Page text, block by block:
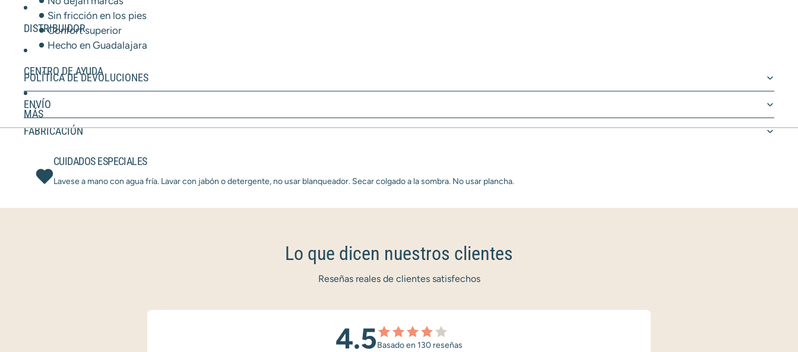
DISTRIBUIDOR
CENTRO DE AYUDA
MÁS
Sin fricción en los pies
Confort superior
Hecho en Guadalajara
POLÍTICA DE DEVOLUCIONES
ENVÍO
FABRICACIÓN
CUIDADOS ESPECIALES
Lavese a mano con agua fría. Lavar con jabón o detergente, no usar blanqueador. Secar colgado a la sombra. No usar plancha.
Lo que dicen nuestros clientes
Reseñas reales de clientes satisfechos
4.5Basado en 130 reseñas